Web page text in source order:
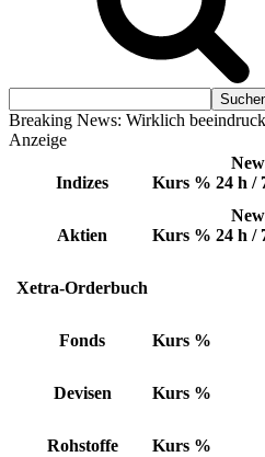
Breaking News: Wirklich
Anzeige
Indizes Kurs % 24 h /
Aktien Kurs % 24 h /
Xetra-Orderbuch
Fonds Kurs %
Devisen Kurs %
Rohstoffe Kurs %